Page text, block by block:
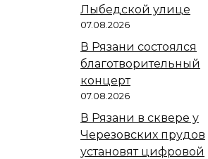
Лыбедской улице
07.08.2026
В Рязани состоялся
благотворительный
концерт
07.08.2026
В Рязани в сквере у
Черезовских прудов
установят цифровой